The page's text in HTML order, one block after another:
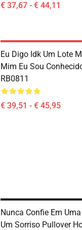
€ 37,67 - € 44,11
Eu Digo Idk Um Lote
Mim Eu Sou
RB0811
€ 39,51 - € 45,95
Nunca Confie Em
Um Sorriso Pullover